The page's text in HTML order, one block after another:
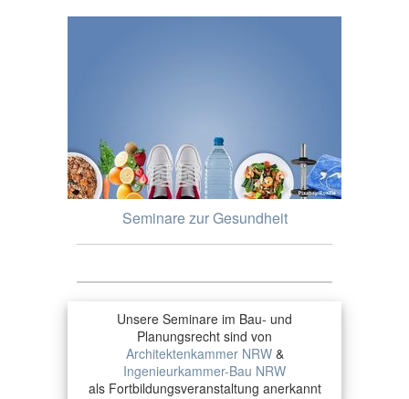
Seminare zur Gesundheit
Unsere Seminare im Bau- und
Planungsrecht sind von
Architektenkammer NRW&
Ingenieurkammer-Bau NRW
als Fortbildungsveranstaltung anerkannt